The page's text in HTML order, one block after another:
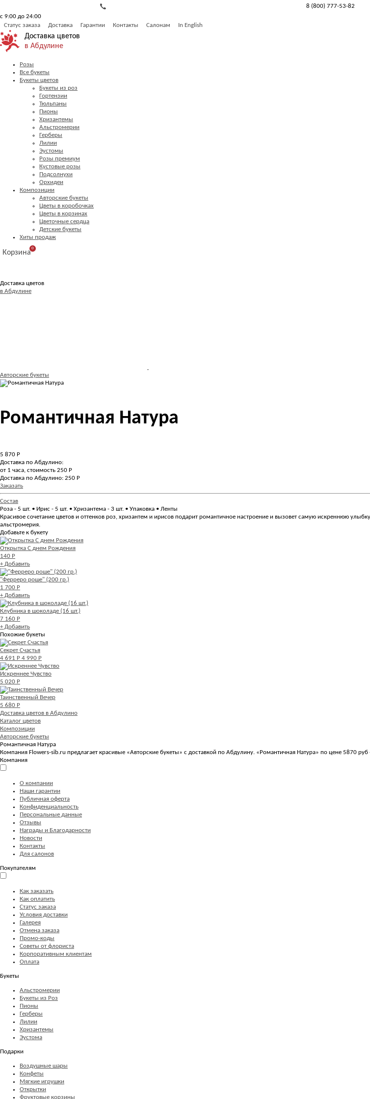
8 (800) 777-53-82
с 9:00 до 24:00
Статус заказа
Доставка Гарантии Контакты Салонам In English
Доставка цветов
в Абдулине
Розы
Все букеты
Букеты цветов
Букеты из роз
Гортензии
Тюльпаны
Пионы
Хризантемы
Альстромерии
Герберы
Лилии
Эустомы
Розы премиум
Кустовые розы
Подсолнухи
Орхидеи
Композиции
Авторские букеты
Цветы в коробочках
Цветы в корзинах
Цветочные сердца
Детские букеты
Хиты продаж
Корзина
0
Доставка цветов
в Абдулине
Авторские букеты
Романтичная Натура
5 870 Р
Доставка по Абдулино:
от 1 часа, стоимость 250 Р
Доставка по Абдулино: 250 Р
Заказать
Состав
Роза - 5 шт. • Ирис - 5 шт. • Хризантема - 3 шт. • Упаковка • Ленты
Красивое сочетание цветов и оттенков роз, хризантем и ирисов подарит романтичное настроение и вызовет самую искреннюю
альстромерия.
Добавьте к букету
Открытка С днем Рождения
140 Р
+ Добавить
"Ферреро роше" (200 гр.)
1 700 Р
+ Добавить
Клубника в шоколаде (16 шт.)
7 160 Р
+ Добавить
Похожие букеты
Секрет Счастья
4 691 Р 4 990 Р
Искреннее Чувство
5 020 Р
Таинственный Вечер
5 680 Р
Доставка цветов в Абдулино
Каталог цветов
Композиции
Авторские букеты
Романтичная Натура
Компания Flowers-sib.ru предлагает красивые «Авторские букеты» с доставкой по Абдулину. «Романтичная Натура» по цене 5870
Компания
О компании
Наши гарантии
Публичная оферта
Конфиденциальность
Персональные данные
Отзывы
Награды и Благодарности
Новости
Контакты
Для салонов
Покупателям
Как заказать
Как оплатить
Статус заказа
Условия доставки
Галерея
Отмена заказа
Промо-коды
Советы от флориста
Корпоративным клиентам
Оплата
Букеты
Альстромерии
Букеты из Роз
Пионы
Герберы
Лилии
Хризантемы
Эустома
Подарки
Воздушные шары
Конфеты
Мягкие игрушки
Открытки
Фруктовые корзины